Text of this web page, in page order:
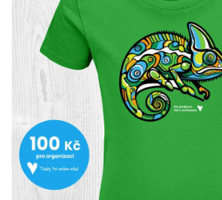
POTISK TEXTILU
VÝŠIVKA
KONTAKTY
DIGITÁLNÍ TISK
REFLEXNÍ NAŽEHLOVAČKY